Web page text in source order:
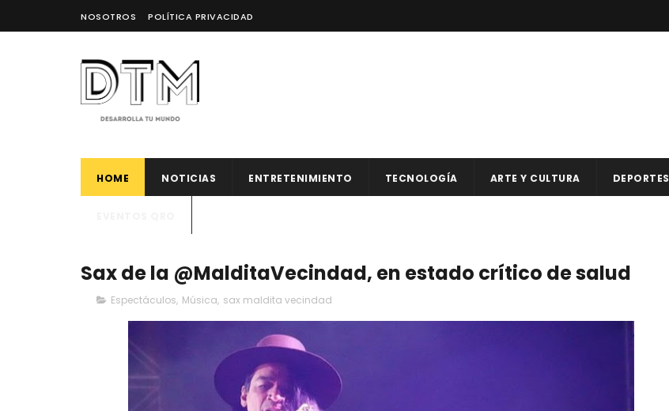
NOSOTROS POLÍTICA PRIVACIDAD
HOME NOTICIAS ENTRETENIMIENTO TECNOLOGÍA ARTE Y CULTURA DEPORTES
Sax de la @MalditaVecindad, en estado crítico de salud
Espectáculos, Música, sax maldita vecindad